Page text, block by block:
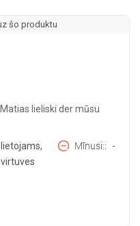
šo produktu
lieliski der mūsu
Mīnusi: -